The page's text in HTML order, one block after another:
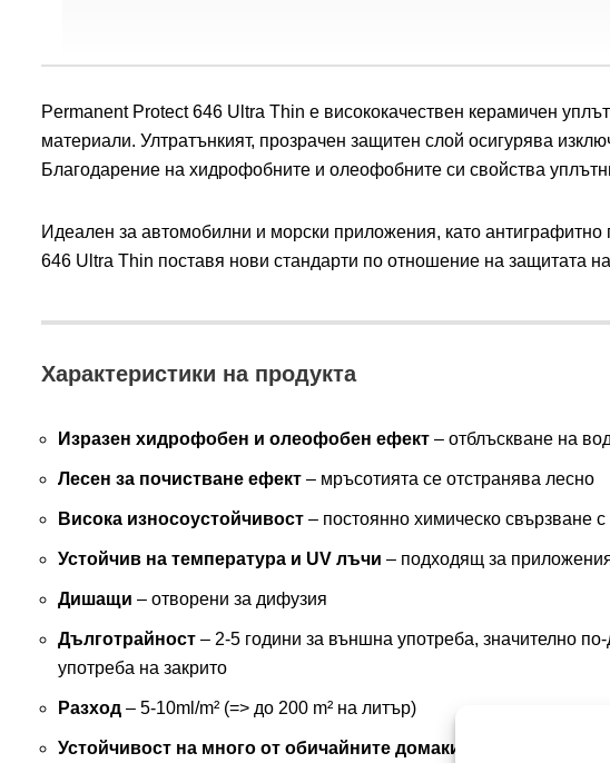
Permanent Protect 646 Ultra Thin е висококачествен керамичен
материали. Ултратънкият, прозрачен защитен слой осигурява
Благодарение на хидрофобните и олеофобните си свойства
Идеален за автомобилни и морски приложения, като
646 Ultra Thin поставя нови стандарти по отношение на защитата
Характеристики на продукта
Изразен хидрофобен и олеофобен ефект – отблъскване на
Лесен за почистване ефект – мръсотията се отстранява лесно
Висока износоустойчивост – постоянно химическо свързване с
Устойчив на температура и UV лъчи – подходящ за
Дишащи – отворени за дифузия
Дълготрайност – 2-5 години за външна употреба, значително по-
употреба на закрито
Разход – 5-10ml/m² (=> до 200 m² на литър)
Устойчивост на много от обичайните домакински